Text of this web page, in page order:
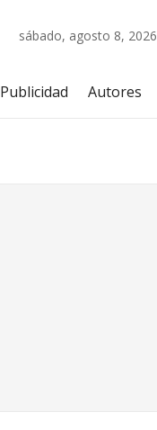
sábado, agosto 8, 2026
Publicidad Autores